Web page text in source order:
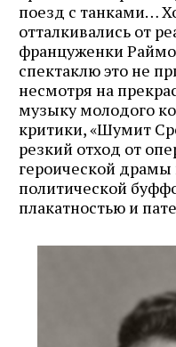
поезд с танками…
отталкивались от
француженки
спектаклю это не
несмотря на
музыку молодого
критики, «Шумит
резкий отход от
героической драмы
политической
плакатностью и